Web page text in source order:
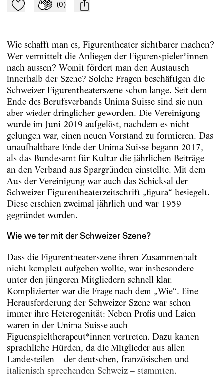
Zu Mein-TdZ hinzufügen
Applaudieren
(0) mail
Wie schafft man es, Figurentheater sichtbarer machen?
Wer vermittelt die Anliegen der Figurenspieler*innen
nach aussen? Womit fördert man den Austausch
innerhalb der Szene? Solche Fragen beschäftigen die
Schweizer Figurentheaterszene schon lange. Seit dem
Ende des Berufsverbands Unima Suisse sind sie nun
aber wieder dringlicher geworden. Die Vereinigung
wurde im Juni 2019 aufgelöst, nachdem es nicht
gelungen war, einen neuen Vorstand zu formieren. Das
unaufhaltbare Ende der Unima Suisse begann 2017,
als das Bundesamt für Kultur die jährlichen Beiträge
an den Verband aus Spargründen einstellte. Mit dem
Aus der Vereinigung war auch das Schicksal der
Schweizer Figurentheaterzeitschrift „figura“ besiegelt.
Diese erschien zweimal jährlich und war 1959
gegründet worden.
Wie weiter mit der Schweizer Szene?
Dass die Figurentheaterszene ihren Zusammenhalt
nicht komplett aufgeben wollte, war insbesondere
unter den jüngeren Mitgliedern schnell klar.
Komplizierter war die Frage nach dem „Wie“. Eine
Herausforderung der Schweizer Szene war schon
immer ihre Heterogenität: Neben Profis und Laien
waren in der Unima Suisse auch
Figuenspieltherapeut*innen vertreten. Dazu kamen
sprachliche Hürden, da die Mitglieder aus allen
Landesteilen – der deutschen, französischen und
italienisch sprechenden Schweiz – stammten.